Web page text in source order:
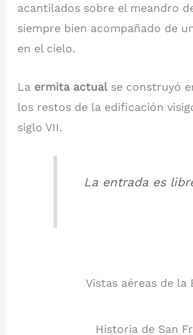
acantilados sobre el meandro
siempre bien acompañado de
en el cielo.
La ermita actualse construyó
los restos de la edificación
siglo VII.
La entrada es
Vistas aéreas de la
Historia de San